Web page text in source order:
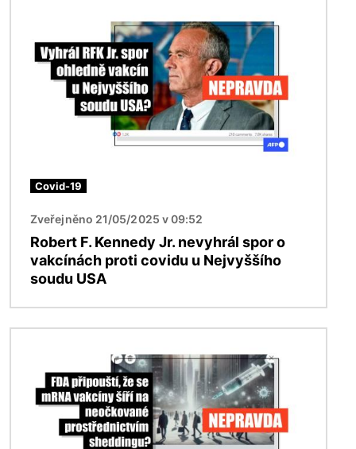
Covid-19
Zveřejněno 21/05/2025 v 09:52
Robert F. Kennedy Jr. nevyhrál spor o
vakcínách proti covidu u Nejvyššího
soudu USA